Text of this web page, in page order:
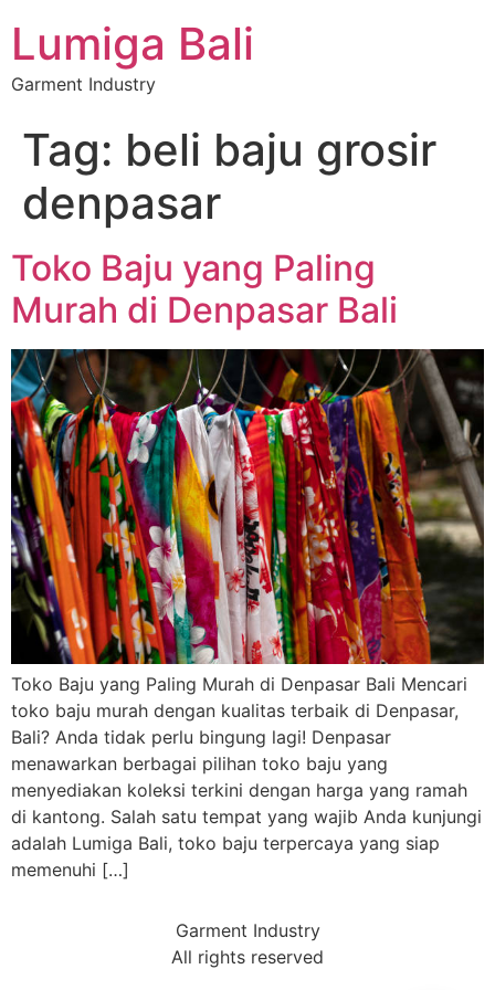
Lumiga Bali
Garment Industry
Tag: beli baju grosir
denpasar
Toko Baju yang Paling
Murah di Denpasar Bali
Toko Baju yang Paling Murah di Denpasar Bali Mencari
toko baju murah dengan kualitas terbaik di Denpasar,
Bali? Anda tidak perlu bingung lagi! Denpasar
menawarkan berbagai pilihan toko baju yang
menyediakan koleksi terkini dengan harga yang ramah
di kantong. Salah satu tempat yang wajib Anda kunjungi
adalah Lumiga Bali, toko baju terpercaya yang siap
memenuhi […]
Garment Industry
All rights reserved